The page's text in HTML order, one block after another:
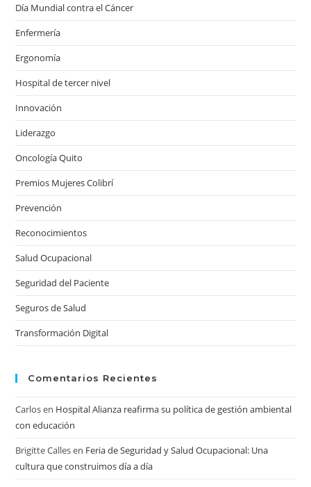
Día Mundial contra el Cáncer
Enfermería
Ergonomía
Hospital de tercer nivel
Innovación
Liderazgo
Oncología Quito
Premios Mujeres Colibrí
Prevención
Reconocimientos
Salud Ocupacional
Seguridad del Paciente
Seguros de Salud
Transformación Digital
Comentarios Recientes
Carlosen Hospital Alianza reafirma su política de gestión ambiental
con educación
Brigitte Callesen Feria de Seguridad y Salud Ocupacional: Una
cultura que construimos día a día